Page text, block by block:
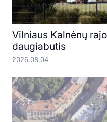
Vilniaus Kalnėnų
daugiabutis
2026.08.04